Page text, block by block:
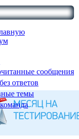
сообщения
ответов
темы